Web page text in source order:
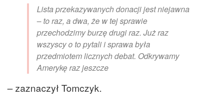
Lista przekazywanych donacji jest niejawna
– to raz, a dwa, że w tej sprawie
przechodzimy burzę drugi raz. Już raz
wszyscy o to pytali i sprawa była
przedmiotem licznych debat. Odkrywamy
Amerykę raz jeszcze
– zaznaczył Tomczyk.